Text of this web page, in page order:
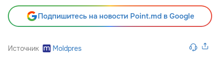
Подпишитесь на новости Point.md в Google
Источник Moldpres